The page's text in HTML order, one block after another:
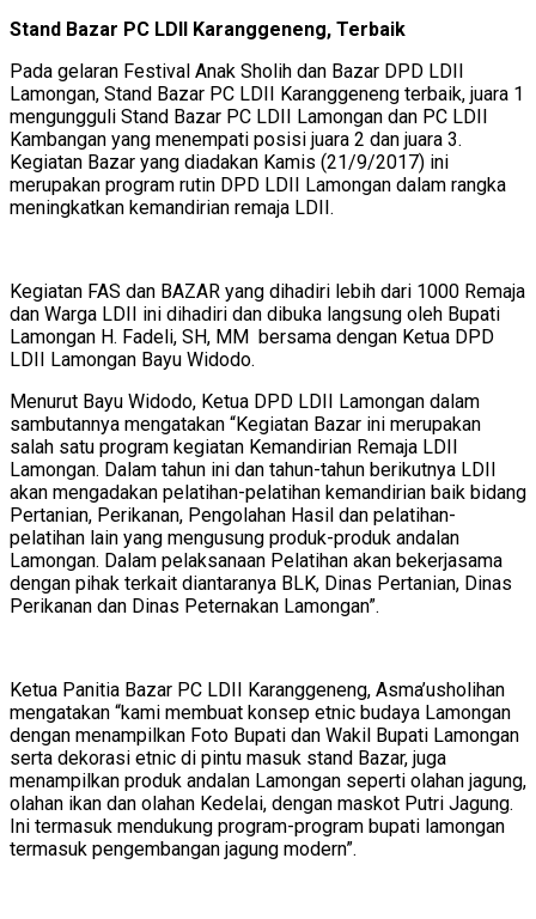
Stand Bazar PC LDII Karanggeneng, Terbaik
Pada gelaran Festival Anak Sholih dan Bazar DPD LDII
Lamongan, Stand Bazar PC LDII Karanggeneng terbaik, juara 1
mengungguli Stand Bazar PC LDII Lamongan dan PC LDII
Kambangan yang menempati posisi juara 2 dan juara 3.
Kegiatan Bazar yang diadakan Kamis (21/9/2017) ini
merupakan program rutin DPD LDII Lamongan dalam rangka
meningkatkan kemandirian remaja LDII.
Kegiatan FAS dan BAZAR yang dihadiri lebih dari 1000 Remaja
dan Warga LDII ini dihadiri dan dibuka langsung oleh Bupati
Lamongan H. Fadeli, SH, MM bersama dengan Ketua DPD
LDII Lamongan Bayu Widodo.
Menurut Bayu Widodo, Ketua DPD LDII Lamongan dalam
sambutannya mengatakan “Kegiatan Bazar ini merupakan
salah satu program kegiatan Kemandirian Remaja LDII
Lamongan. Dalam tahun ini dan tahun-tahun berikutnya LDII
akan mengadakan pelatihan-pelatihan kemandirian baik bidang
Pertanian, Perikanan, Pengolahan Hasil dan pelatihan-
pelatihan lain yang mengusung produk-produk andalan
Lamongan. Dalam pelaksanaan Pelatihan akan bekerjasama
dengan pihak terkait diantaranya BLK, Dinas Pertanian, Dinas
Perikanan dan Dinas Peternakan Lamongan”.
Ketua Panitia Bazar PC LDII Karanggeneng, Asma’usholihan
mengatakan “kami membuat konsep etnic budaya Lamongan
dengan menampilkan Foto Bupati dan Wakil Bupati Lamongan
serta dekorasi etnic di pintu masuk stand Bazar, juga
menampilkan produk andalan Lamongan seperti olahan jagung,
olahan ikan dan olahan Kedelai, dengan maskot Putri Jagung.
Ini termasuk mendukung program-program bupati lamongan
termasuk pengembangan jagung modern”.